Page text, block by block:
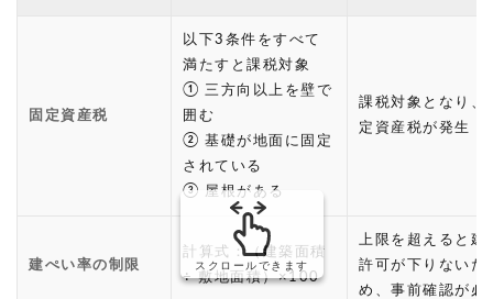
固定資産税
以下3条件をすべて
満たすと課税対象
① 三方向以上を壁で
囲む
② 基礎が地面に固定
されている
③ 屋根がある
課税対象となり、
定資産税が発生
建ぺい率の制限
計算式：（建築面積
÷ 敷地面積）×100
上限を超えると建
許可が下りないた
め、事前確認が必
スクロールできます